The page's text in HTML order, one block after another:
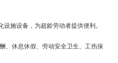
施设备，为超龄劳动者提供便利。
、休息休假、劳动安全卫生、工伤保